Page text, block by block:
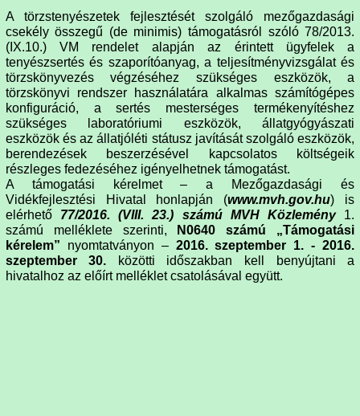
A törzstenyészetek fejlesztését szolgáló mezőgazdasági
csekély összegű (de minimis) támogatásról szóló 78/2013.
(IX.10.) VM rendelet alapján az érintett ügyfelek a
tenyészsertés és szaporítóanyag, a teljesítményvizsgálat és
törzskönyvezés végzéséhez szükséges eszközök, a
törzskönyvi rendszer használatára alkalmas számítógépes
konfiguráció, a sertés mesterséges termékenyítéshez
szükséges laboratóriumi eszközök, állatgyógyászati
eszközök és az állatjóléti státusz javítását szolgáló eszközök,
berendezések beszerzésével kapcsolatos költségeik
részleges fedezéséhez igényelhetnek támogatást.
A támogatási kérelmet – a Mezőgazdasági és
Vidékfejlesztési Hivatal honlapján (www.mvh.gov.hu) is
elérhető 77/2016. (VIII. 23.) számú MVH Közlemény1.
számú melléklete szerinti,
N0640 számú „Támogatási
kérelem” nyomtatványon – 2016. szeptember 1. - 2016.
szeptember 30. közötti időszakban kell benyújtani a
hivatalhoz az előírt melléklet csatolásával együtt.